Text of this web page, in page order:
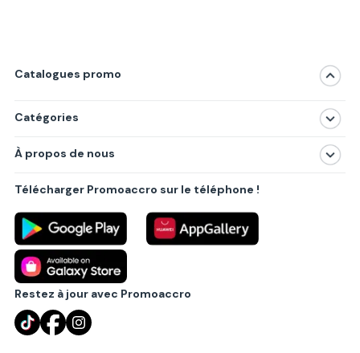
Catalogues promo
Catégories
Produits
Villes principales
À propos de nous
Politique de confidentialité
Règlements
Partenariat B2B
Blog
Contact
Télécharger Promoaccro sur le téléphone !
Restez à jour avec Promoaccro